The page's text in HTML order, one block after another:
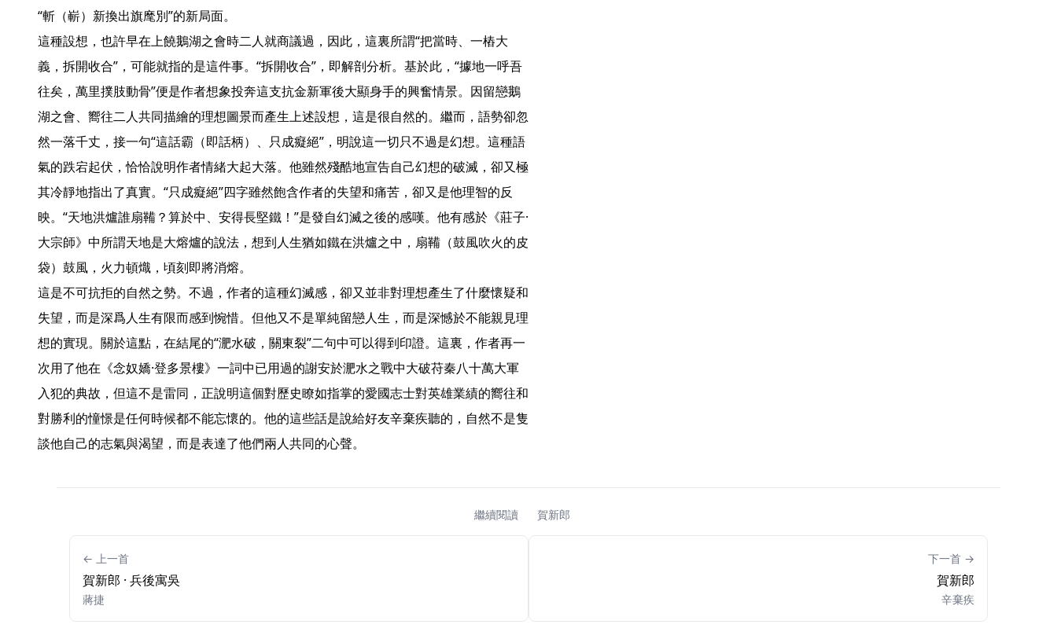
“斬（嶄）新換出旗麾別”的新局面。
這種設想，也許早在上饒鵝湖之會時二人就商議過，因此，這裏所謂“把當時、一樁大
義，拆開收合”，可能就指的是這件事。“拆開收合”，即解剖分析。基於此，“據地一呼吾
往矣，萬里撲肢動骨”便是作者想象投奔這支抗金新軍後大顯身手的興奮情景。因留戀鵝
湖之會、嚮往二人共同描繪的理想圖景而產生上述設想，這是很自然的。繼而，語勢卻忽
然一落千丈，接一句“這話霸（即話柄）、只成癡絕”，明說這一切只不過是幻想。這種語
氣的跌宕起伏，恰恰說明作者情緒大起大落。他雖然殘酷地宣告自己幻想的破滅，卻又極
其冷靜地指出了真實。“只成癡絕”四字雖然飽含作者的失望和痛苦，卻又是他理智的反
映。“天地洪爐誰扇鞴？算於中、安得長堅鐵！”是發自幻滅之後的感嘆。他有感於《莊子·
大宗師》中所謂天地是大熔爐的說法，想到人生猶如鐵在洪爐之中，扇鞴（鼓風吹火的皮
袋）鼓風，火力頓熾，頃刻即將消熔。
這是不可抗拒的自然之勢。不過，作者的這種幻滅感，卻又並非對理想產生了什麼懷疑和
失望，而是深爲人生有限而感到惋惜。但他又不是單純留戀人生，而是深憾於不能親見理
想的實現。關於這點，在結尾的“淝水破，關東裂”二句中可以得到印證。這裏，作者再一
次用了他在《念奴嬌·登多景樓》一詞中已用過的謝安於淝水之戰中大破苻秦八十萬大軍
入犯的典故，但這不是雷同，正說明這個對歷史瞭如指掌的愛國志士對英雄業績的嚮往和
對勝利的憧憬是任何時候都不能忘懷的。他的這些話是說給好友辛棄疾聽的，自然不是隻
談他自己的志氣與渴望，而是表達了他們兩人共同的心聲。
繼續閱讀 賀新郎
← 上一首
賀新郎 · 兵後寓吳
蔣捷
下一首 →
賀新郎
辛棄疾